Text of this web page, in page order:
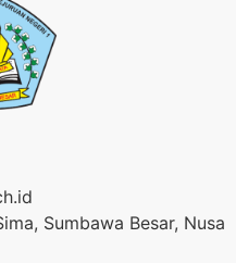
Sumbawa Besar, Nusa